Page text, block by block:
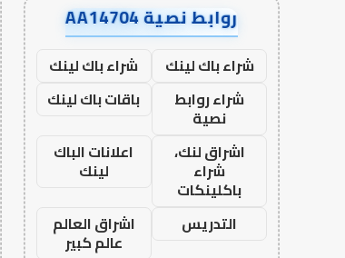
روابط نصية AA14704
شراء باك لينك
شراء باك لينك
شراء روابط
نصية
باقات باك لينك
اشراق لنك،
شراء
باكلينكات
اعلانات الباك
لينك
التدريس
اشراق العالم
عالم كبير